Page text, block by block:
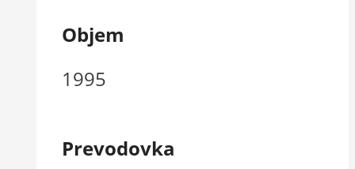
Objem
1995
Prevodovka